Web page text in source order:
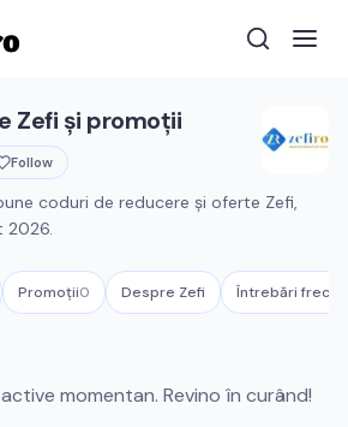
Zefi și promoții
Follow
coduri de reducere și oferte Zefi,
2026.
Promoții0 Despre Zefi Întrebări
momentan. Revino în curând!